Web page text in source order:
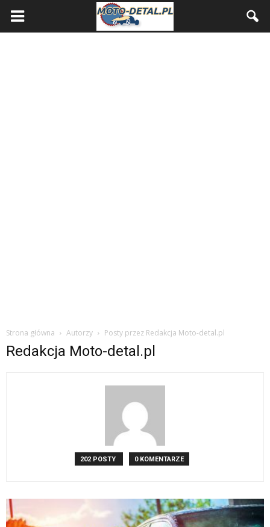
Strona główna Autorzy Posty przez Redakcja Moto-detal.pl
Redakcja Moto-detal.pl
202 POSTY 0 KOMENTARZE